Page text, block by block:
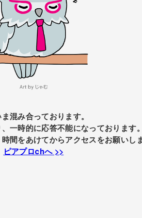
混み合っております。
一時的に応答不能になっております。
間をあけてからアクセスをお願いしま
ピアプロchへ >>